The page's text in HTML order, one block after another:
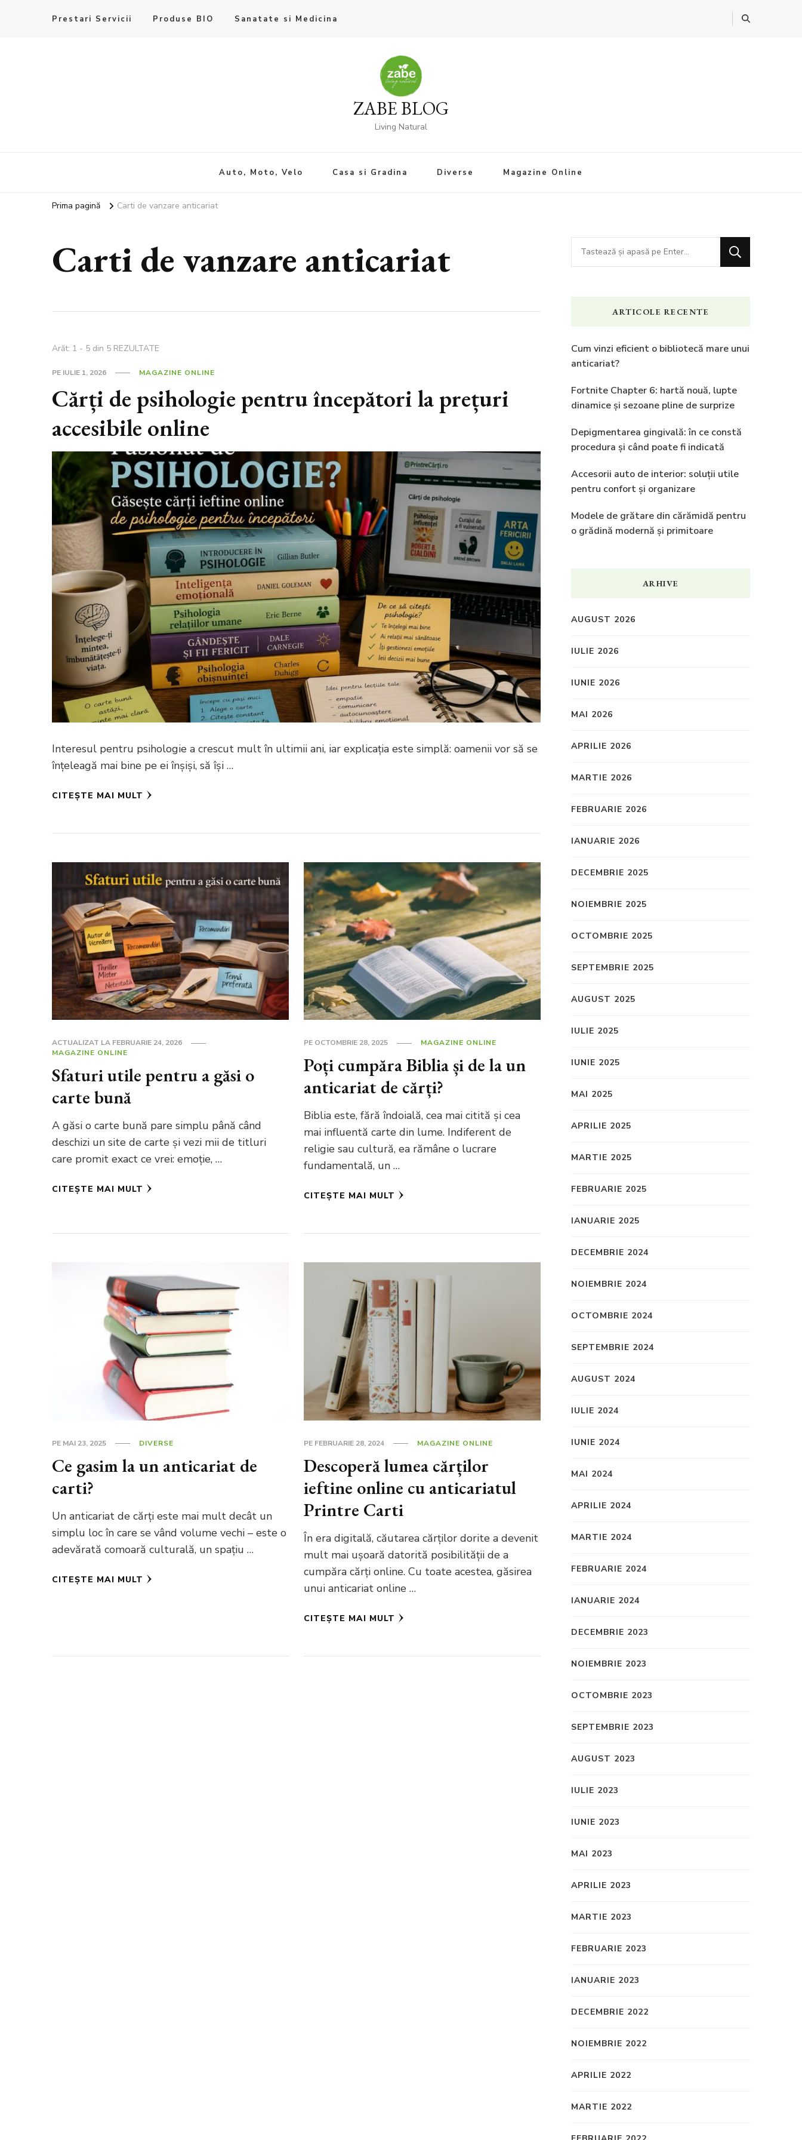
Prestari Servicii Produse BIO Sanatate si Medicina
ZABE BLOG
Living Natural
Auto, Moto, Velo Casa si Gradina Diverse Magazine Online
Prima pagină Carti de vanzare anticariat
Carti de vanzare anticariat
Arăt: 1 - 5 din 5 REZULTATE
PE IULIE 1, 2026 MAGAZINE ONLINE
Cărți de psihologie pentru începători la prețuri
accesibile online
Interesul pentru psihologie a crescut mult în ultimii ani, iar explicația este simplă: oamenii vor să se
înțeleagă mai bine pe ei înșiși, să își …
CITEȘTE MAI MULT
ACTUALIZAT LA FEBRUARIE 24, 2026
MAGAZINE ONLINE
Sfaturi utile pentru a găsi o
carte bună
A găsi o carte bună pare simplu până când
deschizi un site de carte și vezi mii de titluri
care promit exact ce vrei: emoție, …
CITEȘTE MAI MULT
PE OCTOMBRIE 28, 2025 MAGAZINE ONLINE
Poți cumpăra Biblia și de la un
anticariat de cărți?
Biblia este, fără îndoială, cea mai citită și cea
mai influentă carte din lume. Indiferent de
religie sau cultură, ea rămâne o lucrare
fundamentală, un …
CITEȘTE MAI MULT
PE MAI 23, 2025 DIVERSE
Ce gasim la un anticariat de
carti?
Un anticariat de cărți este mai mult decât un
simplu loc în care se vând volume vechi – este o
adevărată comoară culturală, un spațiu …
CITEȘTE MAI MULT
PE FEBRUARIE 28, 2024 MAGAZINE ONLINE
Descoperă lumea cărților
ieftine online cu anticariatul
Printre Carti
În era digitală, căutarea cărților dorite a devenit
mult mai ușoară datorită posibilității de a
cumpăra cărți online. Cu toate acestea, găsirea
unui anticariat online …
CITEȘTE MAI MULT
Cauți
ceva?
ARTICOLE RECENTE
Cum vinzi eficient o bibliotecă mare unui
anticariat?
Fortnite Chapter 6: hartă nouă, lupte
dinamice și sezoane pline de surprize
Depigmentarea gingivală: în ce constă
procedura și când poate fi indicată
Accesorii auto de interior: soluții utile
pentru confort și organizare
Modele de grătare din cărămidă pentru
o grădină modernă și primitoare
ARHIVE
AUGUST 2026
IULIE 2026
IUNIE 2026
MAI 2026
APRILIE 2026
MARTIE 2026
FEBRUARIE 2026
IANUARIE 2026
DECEMBRIE 2025
NOIEMBRIE 2025
OCTOMBRIE 2025
SEPTEMBRIE 2025
AUGUST 2025
IULIE 2025
IUNIE 2025
MAI 2025
APRILIE 2025
MARTIE 2025
FEBRUARIE 2025
IANUARIE 2025
DECEMBRIE 2024
NOIEMBRIE 2024
OCTOMBRIE 2024
SEPTEMBRIE 2024
AUGUST 2024
IULIE 2024
IUNIE 2024
MAI 2024
APRILIE 2024
MARTIE 2024
FEBRUARIE 2024
IANUARIE 2024
DECEMBRIE 2023
NOIEMBRIE 2023
OCTOMBRIE 2023
SEPTEMBRIE 2023
AUGUST 2023
IULIE 2023
IUNIE 2023
MAI 2023
APRILIE 2023
MARTIE 2023
FEBRUARIE 2023
IANUARIE 2023
DECEMBRIE 2022
NOIEMBRIE 2022
APRILIE 2022
MARTIE 2022